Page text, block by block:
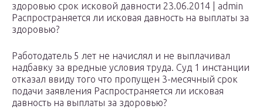
здоровью срок исковой давности 23.06.2014 | admin
Распространяется ли исковая давность на выплаты за
здоровью?
Работодатель 5 лет не начислял и не выплачивал
надбавку за вредные условия труда. Суд 1 инстанции
отказал ввиду того что пропущен 3-месячный срок
подачи заявления Распространяется ли исковая
давность на выплаты за здоровью?